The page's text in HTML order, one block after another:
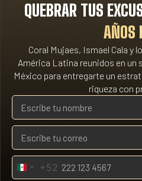
QUEBRAR TUS
AÑOS
Coral Mujaes, Ismael Cala y
América Latina reunidos en un
México para entregarte un
riqueza con
Mexico
+52